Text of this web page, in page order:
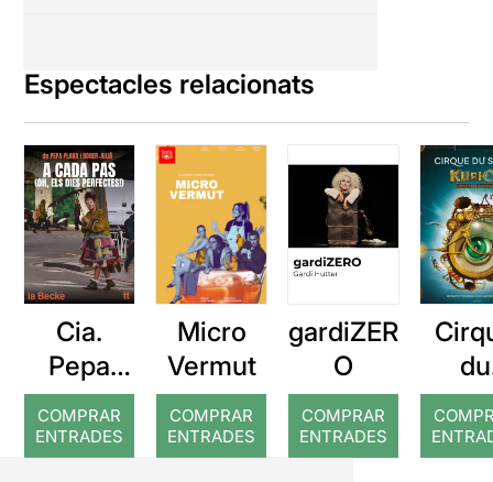
Espectacles relacionats
Cia.
Pepa
Plana: A
cada pas
COMPRAR
ENTRADES
Micro
Vermut
COMPRAR
ENTRADES
gardiZER
O
COMPRAR
ENTRADES
du